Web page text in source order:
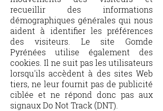
recueillir des informations
démographiques générales qui nous
aident à identifier les préférences
des visiteurs. Le site Gomde
Pyrénées utilise également des
cookies. Il ne suit pas les utilisateurs
lorsqu'ils accèdent à des sites Web
tiers, ne leur fournit pas de publicité
ciblée et ne répond donc pas aux
signaux Do Not Track (DNT).